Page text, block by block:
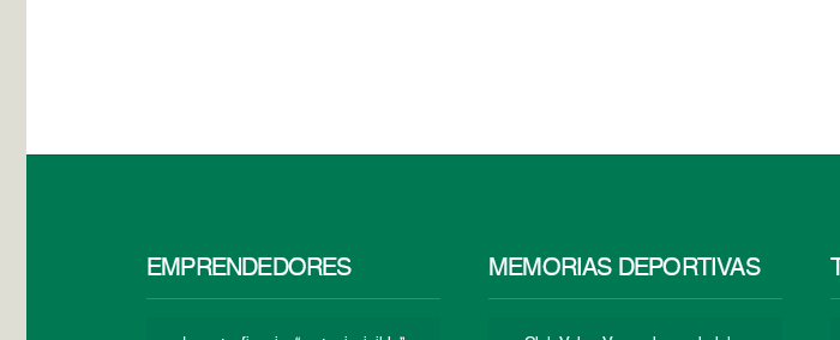
EMPRENDEDORES MEMORIAS DEPORTIVAS